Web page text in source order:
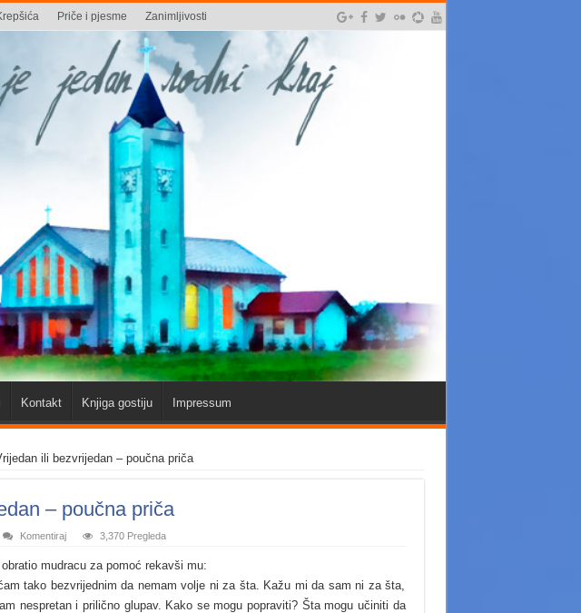
Priče i pjesme Zanimljivosti
Kontakt Knjiga gostiju Impressum
ili bezvrijedan – poučna priča
– poučna priča
Komentiraj 3,370 Pregleda
mudracu za pomoć rekavši mu:
tako bezvrijednim da nemam volje ni za šta. Kažu mi da sam ni za šta,
nespretan i prilično glupav. Kako se mogu popraviti? Šta mogu učiniti da